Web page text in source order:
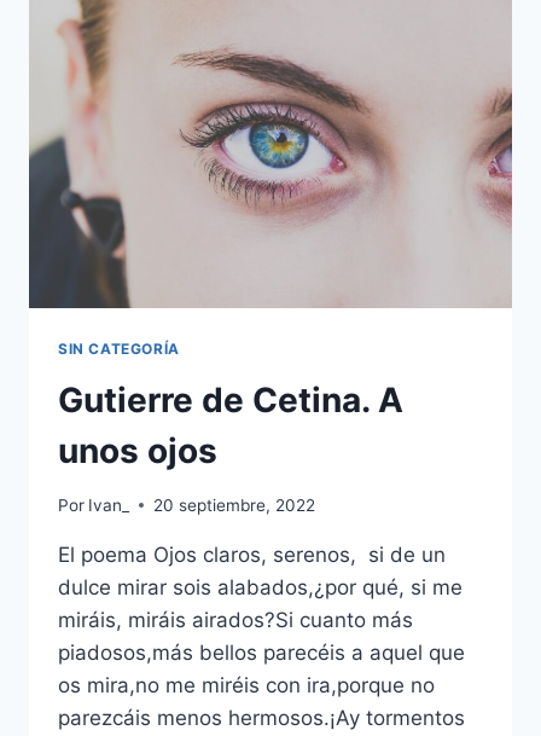
SIN CATEGORÍA
Gutierre de Cetina. A
unos ojos
Por Ivan_ 20 septiembre, 2022
El poema Ojos claros, serenos, si de un
dulce mirar sois alabados,¿por qué, si me
miráis, miráis airados?Si cuanto más
piadosos,más bellos parecéis a aquel que
os mira,no me miréis con ira,porque no
parezcáis menos hermosos.¡Ay tormentos